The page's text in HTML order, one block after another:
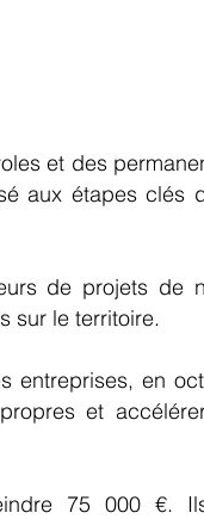
et des
aux étapes clés
de projets de
sur le territoire.
entreprises, en
et
75 000 €.